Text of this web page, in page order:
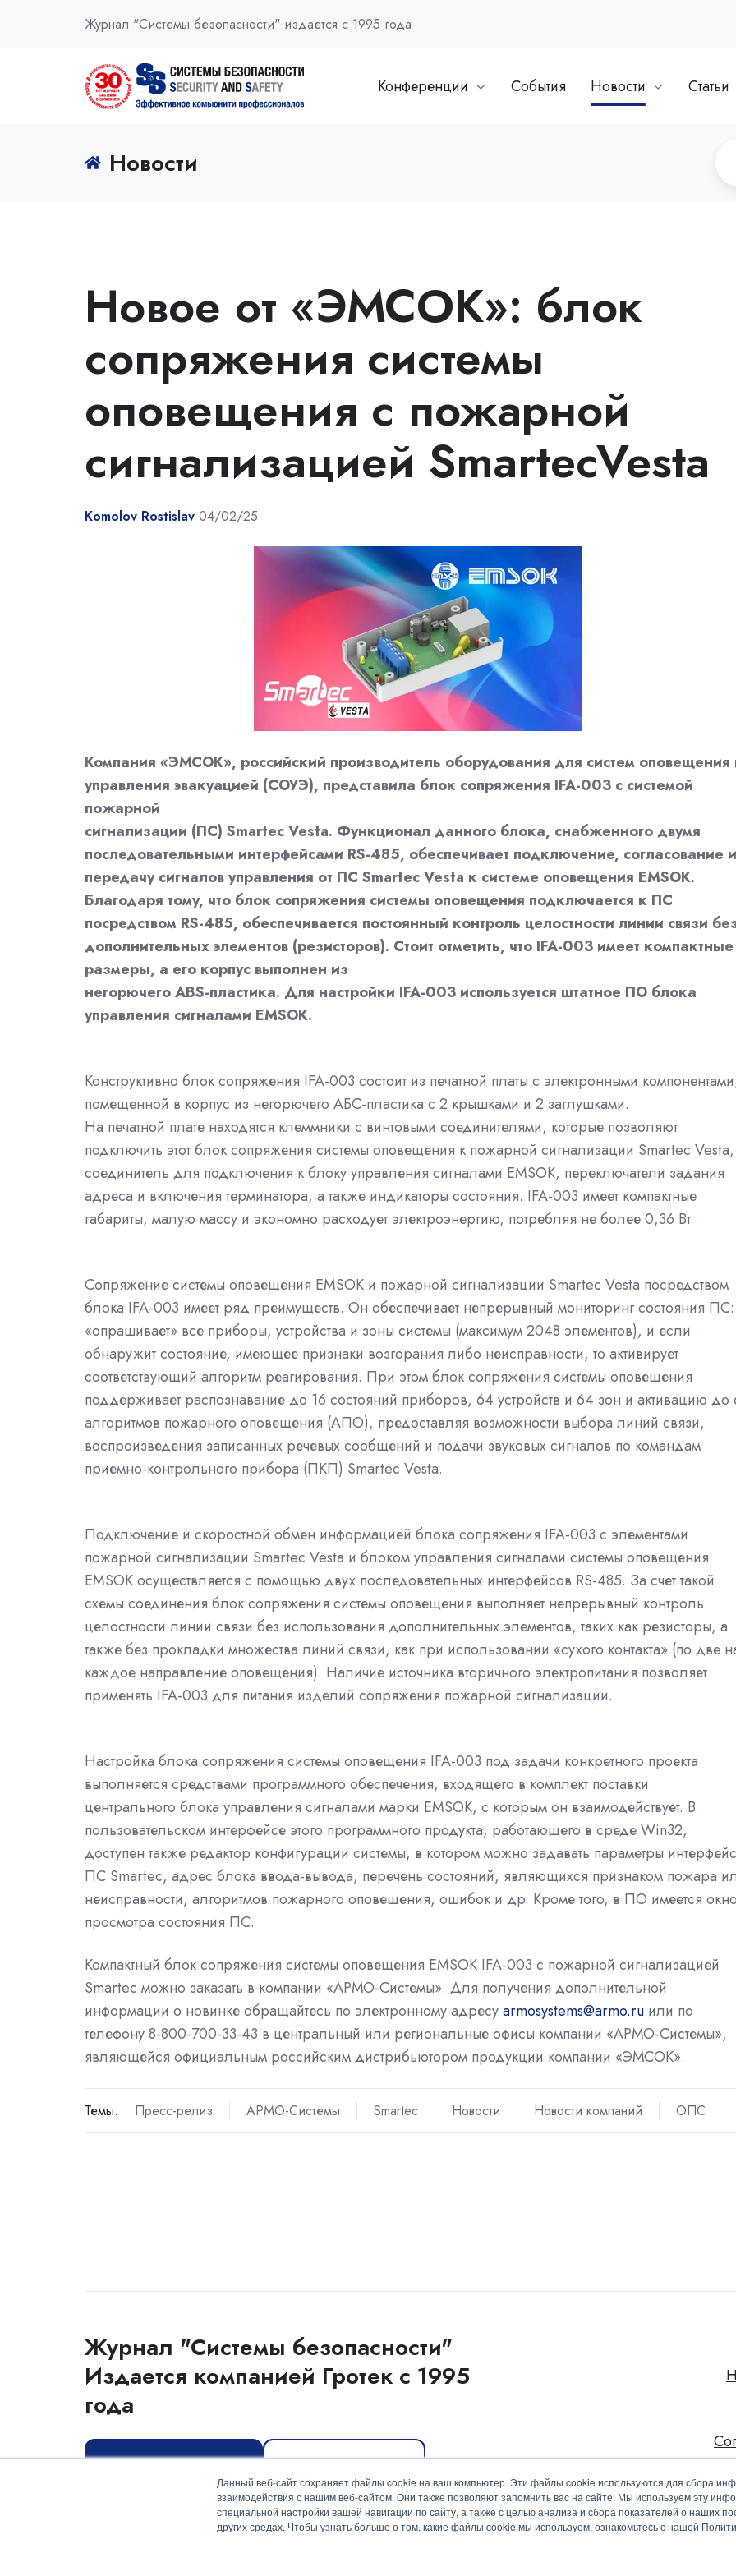
Данный веб-сайт сохраняет файлы cookie на ваш компьютер. Эти файлы cookie используются для сбора
взаимодействия с нашим веб-сайтом. Они также позволяют запомнить вас на сайте. Мы используем эту
специальной настройки вашей навигации по сайту, а также с целью анализа и сбора показателей о наших
других средах. Чтобы узнать больше о том, какие файлы cookie мы используем, ознакомьтесь с нашей
Журнал "Системы безопасности" издается с 1995 года
Конференции События Новости Статьи
Новости
Новое от «ЭМСОК»: блок
сопряжения системы
оповещения с пожарной
сигнализацией SmartecVesta
Komolov Rostislav 04/02/25
Компания «ЭМСОК», российский производитель оборудования для систем оповещения
управления эвакуацией (СОУЭ), представила блок сопряжения IFA-003 с системой
пожарной
сигнализации (ПС) Smartec Vesta. Функционал данного блока, снабженного двумя
последовательными интерфейсами RS-485, обеспечивает подключение, согласование и
передачу сигналов управления от ПС Smartec Vesta к системе оповещения EMSOK.
Благодаря тому, что блок сопряжения системы оповещения подключается к ПС
посредством RS-485, обеспечивается постоянный контроль целостности линии связи
дополнительных элементов (резисторов). Стоит отметить, что IFA-003 имеет компактные
размеры, а его корпус выполнен из
негорючего ABS-пластика. Для настройки IFA-003 используется штатное ПО блока
управления сигналами EMSOK.
Конструктивно блок сопряжения IFA-003 состоит из печатной платы с электронными
помещенной в корпус из негорючего АБС-пластика с 2 крышками и 2 заглушками.
На печатной плате находятся клеммники с винтовыми соединителями, которые позволяют
подключить этот блок сопряжения системы оповещения к пожарной сигнализации Smartec Vesta,
соединитель для подключения к блоку управления сигналами EMSOK, переключатели задания
адреса и включения терминатора, а также индикаторы состояния. IFA-003 имеет компактные
габариты, малую массу и экономно расходует электроэнергию, потребляя не более 0,36 Вт.
Сопряжение системы оповещения EMSOK и пожарной сигнализации Smartec Vesta посредством
блока IFA-003 имеет ряд преимуществ. Он обеспечивает непрерывный мониторинг состояния ПС:
«опрашивает» все приборы, устройства и зоны системы (максимум 2048 элементов), и если
обнаружит состояние, имеющее признаки возгорания либо неисправности, то активирует
соответствующий алгоритм реагирования. При этом блок сопряжения системы оповещения
поддерживает распознавание до 16 состояний приборов, 64 устройств и 64 зон и активацию до
алгоритмов пожарного оповещения (АПО), предоставляя возможности выбора линий связи,
воспроизведения записанных речевых сообщений и подачи звуковых сигналов по командам
приемно-контрольного прибора (ПКП) Smartec Vesta.
Подключение и скоростной обмен информацией блока сопряжения IFA-003 с элементами
пожарной сигнализации Smartec Vesta и блоком управления сигналами системы оповещения
EMSOK осуществляется с помощью двух последовательных интерфейсов RS-485. За счет такой
схемы соединения блок сопряжения системы оповещения выполняет непрерывный контроль
целостности линии связи без использования дополнительных элементов, таких как резисторы, а
также без прокладки множества линий связи, как при использовании «сухого контакта» (по две
каждое направление оповещения). Наличие источника вторичного электропитания позволяет
применять IFA-003 для питания изделий сопряжения пожарной сигнализации.
Настройка блока сопряжения системы оповещения IFA-003 под задачи конкретного проекта
выполняется средствами программного обеспечения, входящего в комплект поставки
центрального блока управления сигналами марки EMSOK, с которым он взаимодействует. В
пользовательском интерфейсе этого программного продукта, работающего в среде Win32,
доступен также редактор конфигурации системы, в котором можно задавать параметры
ПС Smartec, адрес блока ввода-вывода, перечень состояний, являющихся признаком пожара
неисправности, алгоритмов пожарного оповещения, ошибок и др. Кроме того, в ПО имеется окно
просмотра состояния ПС.
Компактный блок сопряжения системы оповещения EMSOK IFA-003 с пожарной сигнализацией
Smartec можно заказать в компании «АРМО-Системы». Для получения дополнительной
информации о новинке обращайтесь по электронному адресуarmosystems@armo.ru или по
телефону 8-800-700-33-43 в центральный или региональные офисы компании «АРМО-Системы»,
являющейся официальным российским дистрибьютором продукции компании «ЭМСОК».
Темы: Пресс-релиз АРМО-Системы Smartec Новости Новости компаний ОПС
Журнал "Системы безопасности"
Издается компанией Гротек с 1995
года
Оформить подписку Скачать медиакит